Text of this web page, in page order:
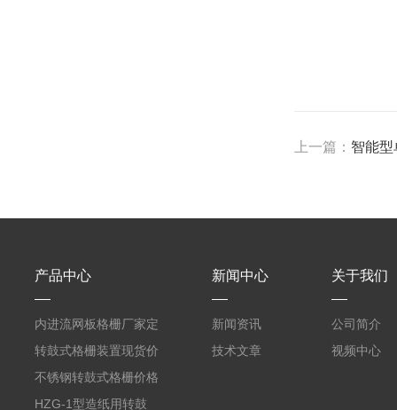
上一篇： 智能
产品中心
内进流网板格栅厂家定
制
转鼓式格栅装置现货价
格
不锈钢转鼓式格栅价格
HZG-1型造纸用转鼓
新闻中心
新闻资讯
技术文章
关于我们
公司简介
视频中心